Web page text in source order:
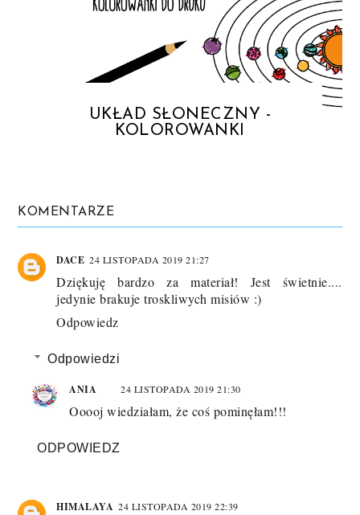
UKŁAD SŁONECZNY -
KOLOROWANKI
KOMENTARZE
DACE 24 LISTOPADA 2019 21:27
Dziękuję bardzo za materiał! Jest świetnie....
jedynie brakuje troskliwych misiów :)
Odpowiedz
Odpowiedzi
ANIA 24 LISTOPADA 2019 21:30
Ooooj wiedziałam, że coś pominęłam!!!
ODPOWIEDZ
HIMALAYA 24 LISTOPADA 2019 22:39